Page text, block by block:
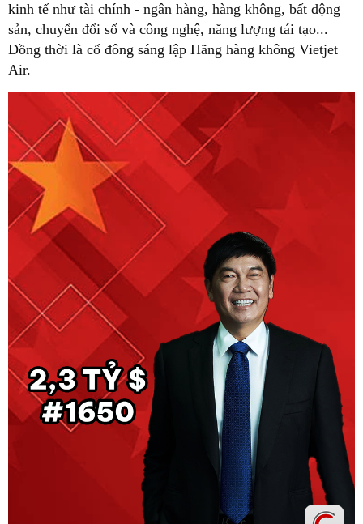
kinh tế như tài chính - ngân hàng, hàng không, bất động
sản, chuyển đổi số và công nghệ, năng lượng tái tạo...
Đồng thời là cổ đông sáng lập Hãng hàng không Vietjet
Air.